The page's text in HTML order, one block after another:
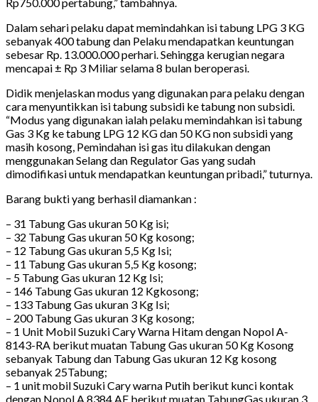
Dalam sehari pelaku dapat memindahkan isi tabung LPG 3 KG
sebanyak 400 tabung dan Pelaku mendapatkan keuntungan
sebesar Rp. 13.000.000 perhari. Sehingga kerugian negara
mencapai ± Rp 3 Miliar selama 8 bulan beroperasi.
Didik menjelaskan modus yang digunakan para pelaku dengan
cara menyuntikkan isi tabung subsidi ke tabung non subsidi.
“Modus yang digunakan ialah pelaku memindahkan isi tabung
Gas 3 Kg ke tabung LPG 12 KG dan 50 KG non subsidi yang
masih kosong, Pemindahan isi gas itu dilakukan dengan
menggunakan Selang dan Regulator Gas yang sudah
dimodifikasi untuk mendapatkan keuntungan pribadi,” tuturnya.
Barang bukti yang berhasil diamankan :
– 31 Tabung Gas ukuran 50 Kg isi;
– 32 Tabung Gas ukuran 50 Kg kosong;
– 12 Tabung Gas ukuran 5,5 Kg Isi;
– 11 Tabung Gas ukuran 5,5 Kg kosong;
– 5 Tabung Gas ukuran 12 Kg Isi;
– 146 Tabung Gas ukuran 12 Kgkosong;
– 133 Tabung Gas ukuran 3 Kg Isi;
– 200 Tabung Gas ukuran 3 Kg kosong;
– 1 Unit Mobil Suzuki Cary Warna Hitam dengan Nopol A-
8143-RA berikut muatan Tabung Gas ukuran 50 Kg Kosong
sebanyak Tabung dan Tabung Gas ukuran 12 Kg kosong
sebanyak 25Tabung;
– 1 unit mobil Suzuki Cary warna Putih berikut kunci kontak
dengan Nopol A 8384 AF berikut muatan TabungGas ukuran 3